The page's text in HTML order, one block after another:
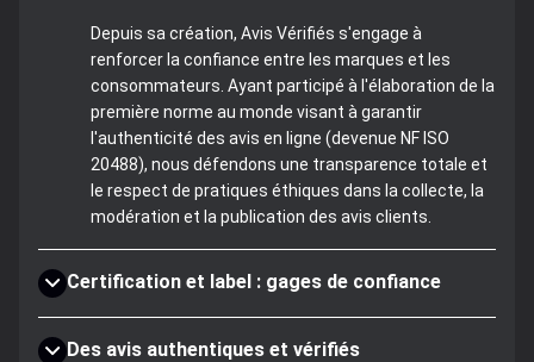
Depuis sa création, Avis Vérifiés s'engage à
renforcer la confiance entre les marques et les
consommateurs. Ayant participé à l'élaboration de la
première norme au monde visant à garantir
l'authenticité des avis en ligne (devenue NF ISO
20488), nous défendons une transparence totale et
le respect de pratiques éthiques dans la collecte, la
modération et la publication des avis clients.
Certification et label : gages de confiance
Des avis authentiques et vérifiés